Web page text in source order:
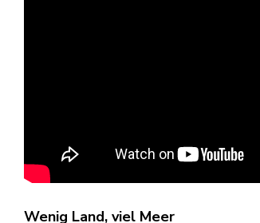
Wenig Land, viel Meer